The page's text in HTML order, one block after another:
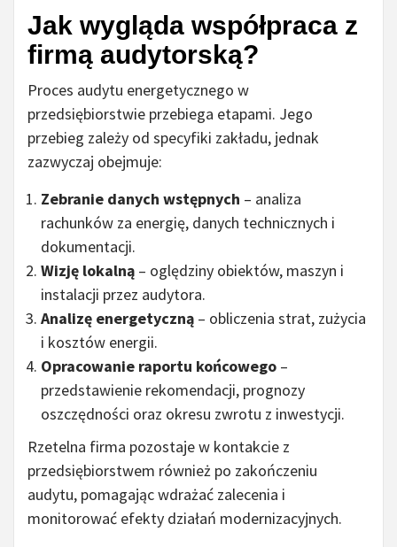
Jak wygląda współpraca z
firmą audytorską?
Proces audytu energetycznego w
przedsiębiorstwie przebiega etapami. Jego
przebieg zależy od specyfiki zakładu, jednak
zazwyczaj obejmuje:
Zebranie danych wstępnych – analiza
rachunków za energię, danych technicznych i
dokumentacji.
Wizję lokalną – oględziny obiektów, maszyn i
instalacji przez audytora.
Analizę energetyczną – obliczenia strat, zużycia
i kosztów energii.
Opracowanie raportu końcowego –
przedstawienie rekomendacji, prognozy
oszczędności oraz okresu zwrotu z inwestycji.
Rzetelna firma pozostaje w kontakcie z
przedsiębiorstwem również po zakończeniu
audytu, pomagając wdrażać zalecenia i
monitorować efekty działań modernizacyjnych.